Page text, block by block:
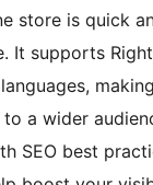
store is quick
It supports
a wider
SEO best